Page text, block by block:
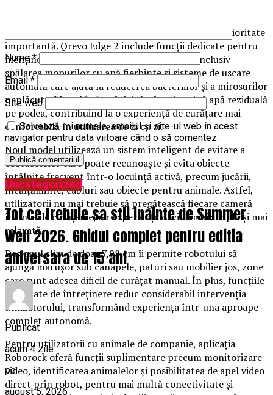
Pentru familiile cu copii mici, igiena reprezintă o prioritate
importantă. Qrevo Edge 2 include funcții dedicate pentru
menținerea curățeniei și igienei în locuință, inclusiv
spălarea mopurilor cu apă fierbinte și sisteme de uscare
automată care ajută la reducerea bacteriilor și a mirosurilor
neplăcute. Mopul îmbunătățit lasă mai puțină apă reziduală
pe podea, contribuind la o experiență de curățare mai
confortabilă în utilizarea de zi cu zi.
Noul model utilizează un sistem inteligent de evitare a
obstacolelor care poate recunoaște și evita obiecte
întâlnite frecvent într-o locuință activă, precum jucării,
încălțăminte, cabluri sau obiecte pentru animale. Astfel,
utilizatorii nu mai trebuie să pregătească fiecare cameră
înainte de curățenie, iar experiența devine mai simplă și mai
relaxată.
Designul slim de doar 7,98 cm îi permite robotului să
ajungă mai ușor sub canapele, paturi sau mobilier jos, zone
care sunt adesea dificil de curățat manual. În plus, funcțiile
automate de întreținere reduc considerabil intervenția
utilizatorului, transformând experiența într-una aproape
complet autonomă.
Pentru utilizatorii cu animale de companie, aplicația
Roborock oferă funcții suplimentare precum monitorizare
video, identificarea animalelor și posibilitatea de apel video
direct prin robot, pentru mai multă conectivitate și
Nume*
Email*
Site web
Salvează-mi numele, emailul și site-ul web în acest
navigator pentru data viitoare când o să comentez.
Uncategorized
Tot ce trebuie sa stii inainte de Summer
Well 2026. Ghidul complet pentru editia
aniversara de 15 ani
Publicat
acum 4 zile
pe
august 5, 2026